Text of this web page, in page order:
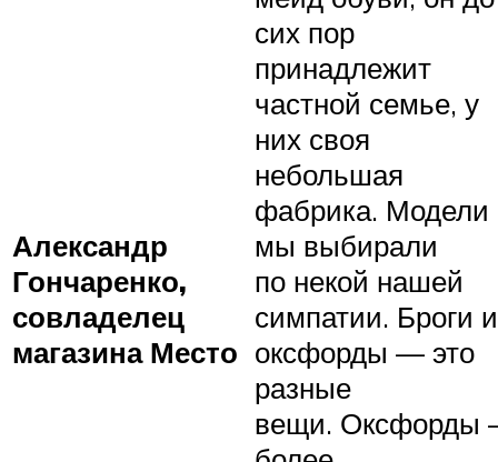
Александр
Гончаренко,
совладелец
магазина Место
сих пор
принадлежит
частной семье, у
них своя
небольшая
фабрика. Модели
мы выбирали
по некой нашей
симпатии. Броги и
оксфорды — это
разные
вещи. Оксфорды